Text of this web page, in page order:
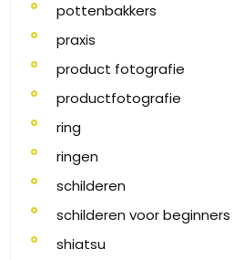
pottenbakkers
praxis
product fotografie
productfotografie
ring
ringen
schilderen
schilderen voor beginners
shiatsu